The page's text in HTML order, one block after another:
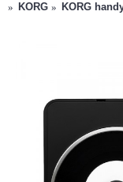
KORG
KORG